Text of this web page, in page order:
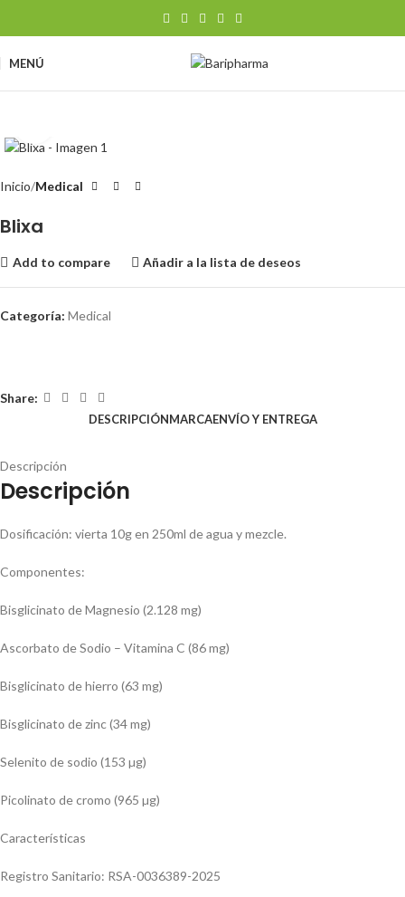
MENÚ
Inicio Medical
Blixa
Add to compare Añadir a la lista de deseos
Categoría: Medical
Share:
DESCRIPCIÓNMARCAENVÍO Y ENTREGA
Descripción
Descripción
Dosificación: vierta 10g en 250ml de agua y mezcle.
Componentes:
Bisglicinato de Magnesio (2.128 mg)
Ascorbato de Sodio – Vitamina C (86 mg)
Bisglicinato de hierro (63 mg)
Bisglicinato de zinc (34 mg)
Selenito de sodio (153 µg)
Picolinato de cromo (965 µg)
Características
Registro Sanitario: RSA-0036389-2025